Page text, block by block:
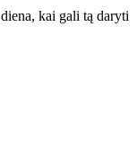
kai gali tą daryti